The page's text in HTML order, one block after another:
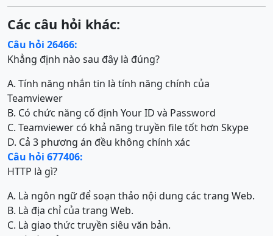
Các câu hỏi khác:
Câu hỏi 26466:
Khẳng định nào sau đây là đúng?
A. Tính năng nhắn tin là tính năng chính của
Teamviewer
B. Có chức năng cố định Your ID và Password
C. Teamviewer có khả năng truyền file tốt hơn Skype
D. Cả 3 phương án đều không chính xác
Câu hỏi 677406:
HTTP là gì?
A. Là ngôn ngữ để soạn thảo nội dung các trang Web.
B. Là địa chỉ của trang Web.
C. Là giao thức truyền siêu văn bản.